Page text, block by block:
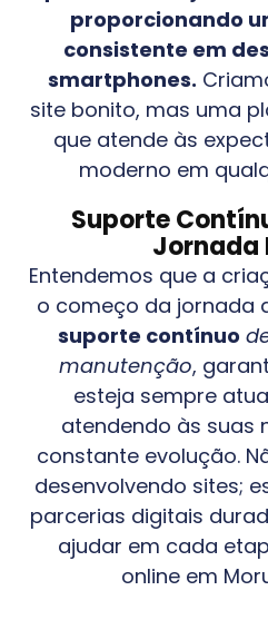
proporcionando
consistente em
smartphones.
site bonito, mas uma
que atende às
moderno em
Suporte
Jornada
Entendemos que a
o começo da jornada
suporte contínuo
manutenção,
esteja sempre
atendendo às suas
constante evolução.
desenvolvendo sites;
parcerias digitais
ajudar em cada
online em